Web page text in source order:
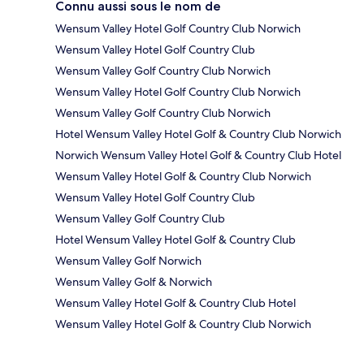
Connu aussi sous le nom de
Wensum Valley Hotel Golf Country Club Norwich
Wensum Valley Hotel Golf Country Club
Wensum Valley Golf Country Club Norwich
Wensum Valley Hotel Golf Country Club Norwich
Wensum Valley Golf Country Club Norwich
Hotel Wensum Valley Hotel Golf & Country Club Norwich
Norwich Wensum Valley Hotel Golf & Country Club Hotel
Wensum Valley Hotel Golf & Country Club Norwich
Wensum Valley Hotel Golf Country Club
Wensum Valley Golf Country Club
Hotel Wensum Valley Hotel Golf & Country Club
Wensum Valley Golf Norwich
Wensum Valley Golf & Norwich
Wensum Valley Hotel Golf & Country Club Hotel
Wensum Valley Hotel Golf & Country Club Norwich